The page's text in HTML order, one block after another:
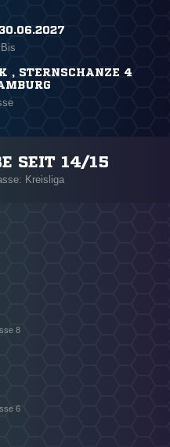
, STERNSCHANZE 4
SEIT 14/15
Kreisliga
8
6